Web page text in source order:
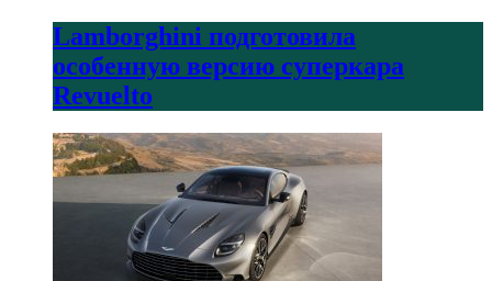
Lamborghini подготовила
особенную версию суперкара
Revuelto